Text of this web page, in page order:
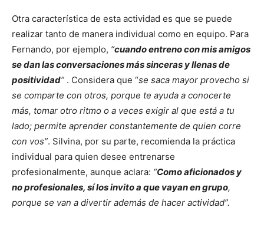
Otra característica de esta actividad es que se puede
realizar tanto de manera individual como en equipo. Para
Fernando, por ejemplo, “cuando entreno con mis amigos
se dan las conversaciones más sinceras y llenas de
positividad” . Considera que “se saca mayor provecho si
se comparte con otros, porque te ayuda a conocerte
más, tomar otro ritmo o a veces exigir al que está a tu
lado; permite aprender constantemente de quien corre
con vos”. Silvina, por su parte, recomienda la práctica
individual para quien desee entrenarse
profesionalmente, aunque aclara: “Como aficionados y
no profesionales, sí los invito a que vayan en grupo,
porque se van a divertir además de hacer actividad”.